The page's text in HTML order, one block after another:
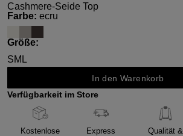
Cashmere-Seide Top
Farbeauswählen
: ecru
Größeauswählen
:
SM L
In den Warenkorb
Verfügbarkeit im Store
Kostenlose
Express
Qualität &